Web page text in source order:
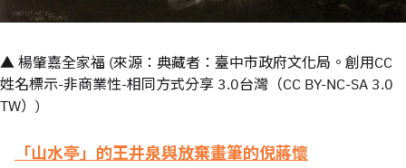
▲ 楊肇嘉全家福 (來源：典藏者：臺中市政府文化局。創用CC
姓名標示-非商業性-相同方式分享 3.0台灣（CC BY-NC-SA 3.0
TW）)
「山水亭」的王井泉與放棄畫筆的倪蔣懷